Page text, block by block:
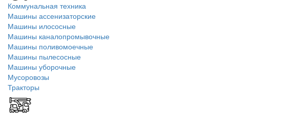
Коммунальная техника
Машины ассенизаторские
Машины илососные
Машины каналопромывочные
Машины поливомоечные
Машины пылесосные
Машины уборочные
Мусоровозы
Тракторы